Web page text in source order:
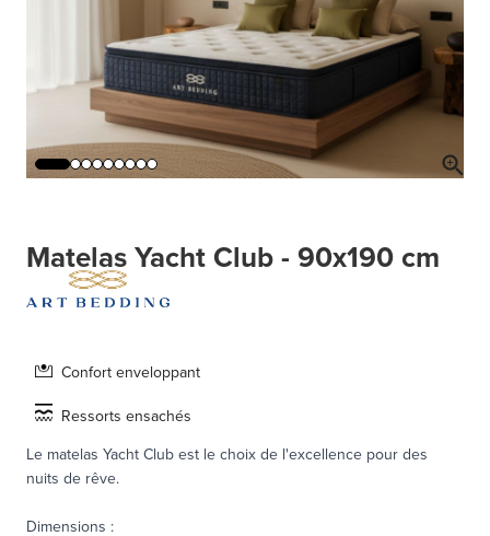
Matelas Yacht Club - 90x190 cm
Confort enveloppant
Ressorts ensachés
Le matelas Yacht Club est le choix de l'excellence pour des
nuits de rêve.
Dimensions :